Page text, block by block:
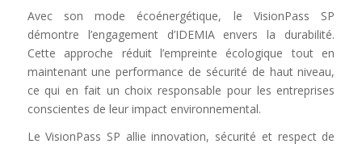
Avec son mode écoénergétique, le VisionPass SP
démontre l’engagement d’IDEMIA envers la durabilité.
Cette approche réduit l’empreinte écologique tout en
maintenant une performance de sécurité de haut niveau,
ce qui en fait un choix responsable pour les entreprises
conscientes de leur impact environnemental.
Le VisionPass SP allie innovation, sécurité et respect de